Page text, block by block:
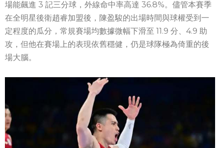
場能飆進 3 記三分球，外線命中率高達 36.8%。儘管本賽季
在全明星後衛趙睿加盟後，陳盈駿的出場時間與球權受到一
定程度的瓜分，常規賽場均數據微幅下滑至 11.9 分、4.9 助
攻，但他在賽場上的表現依舊穩健，仍是球隊極為倚重的後
場大腦。